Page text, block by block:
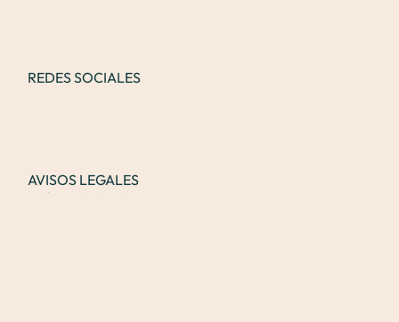
REDES SOCIALES
AVISOS LEGALES
Política de Cookies